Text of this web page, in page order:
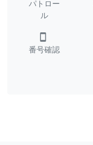
パトロー
ル
smartphone
番号確認